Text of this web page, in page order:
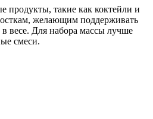
продукты, такие как коктейли и
желающим поддерживать
весе. Для набора массы лучше
смеси.